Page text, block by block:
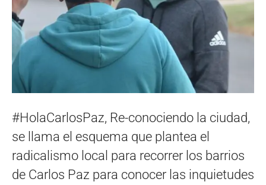
#HolaCarlosPaz, Re-conociendo la ciudad,
se llama el esquema que plantea el
radicalismo local para recorrer los barrios
de Carlos Paz para conocer las inquietudes